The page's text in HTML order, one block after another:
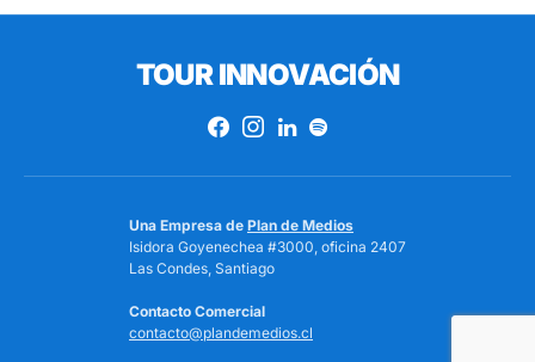
TOUR INNOVACIÓN
Una Empresa de Plan de Medios
Isidora Goyenechea #3000, oficina 2407
Las Condes, Santiago
Contacto Comercial
contacto@plandemedios.cl